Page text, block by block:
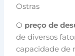
Ostras
O preço de
de diversos
capacidade de